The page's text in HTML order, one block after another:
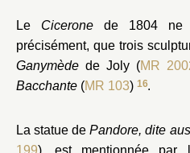
Le Ciceronede 1804 ne
précisément, que trois
Ganymède de Joly (MR
Bacchante (MR 103) 16.
La statue dePandore, dite